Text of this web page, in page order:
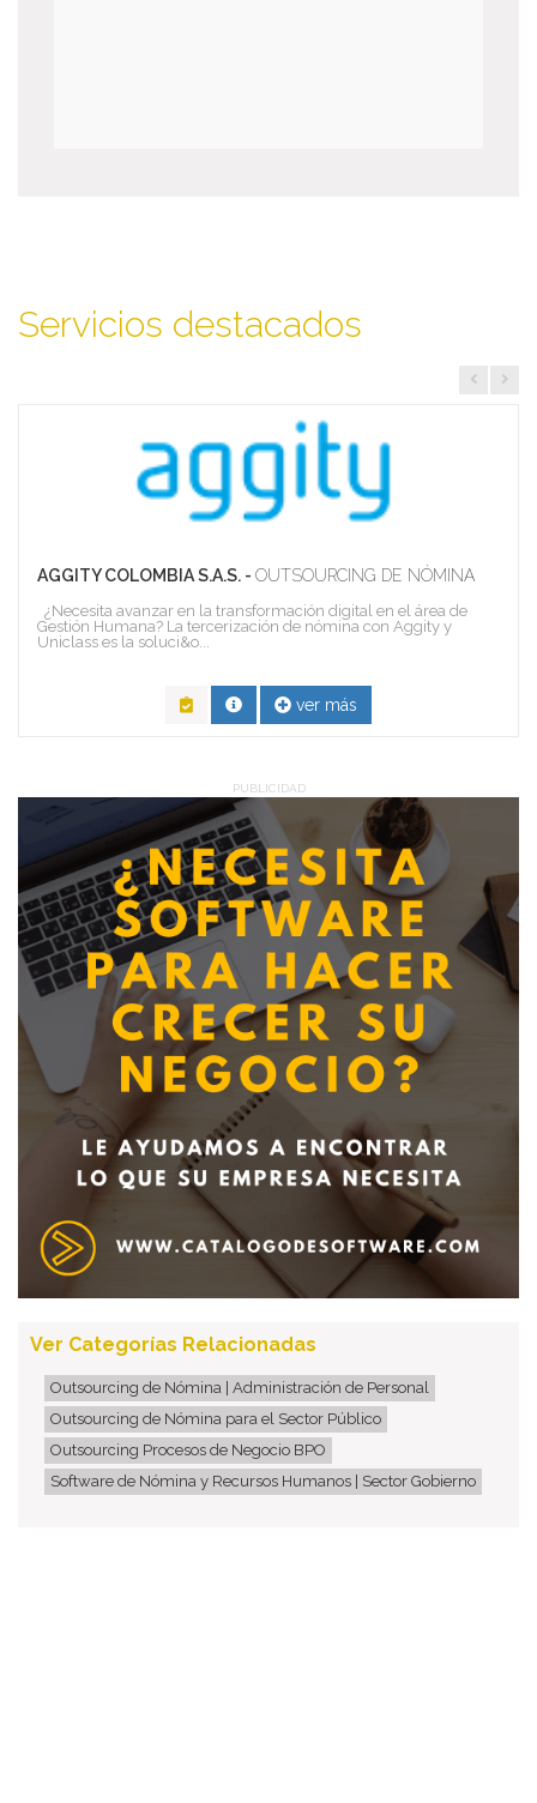
Servicios destacados
AGGITY COLOMBIA S.A.S. - OUTSOURCING DE NÓMINA
¿Necesita avanzar en la transformación digital en el área de
Gestión Humana? La tercerización de nómina con Aggity y
Uniclass es la soluci&o...
ver más
PUBLICIDAD
Ver Categorías Relacionadas
Outsourcing de Nómina | Administración de Personal
Outsourcing de Nómina para el Sector Público
Outsourcing Procesos de Negocio BPO
Software de Nómina y Recursos Humanos | Sector Gobierno